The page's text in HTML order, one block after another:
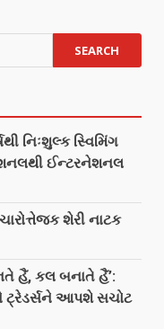
નિઃશુલ્ક સ્વિમિંગ
ઈન્ટરનેશનલ
શેરી નાટક
હૈં, કલ બનાતે હૈં’:
ટ્રેડર્સને આપશે સચોટ